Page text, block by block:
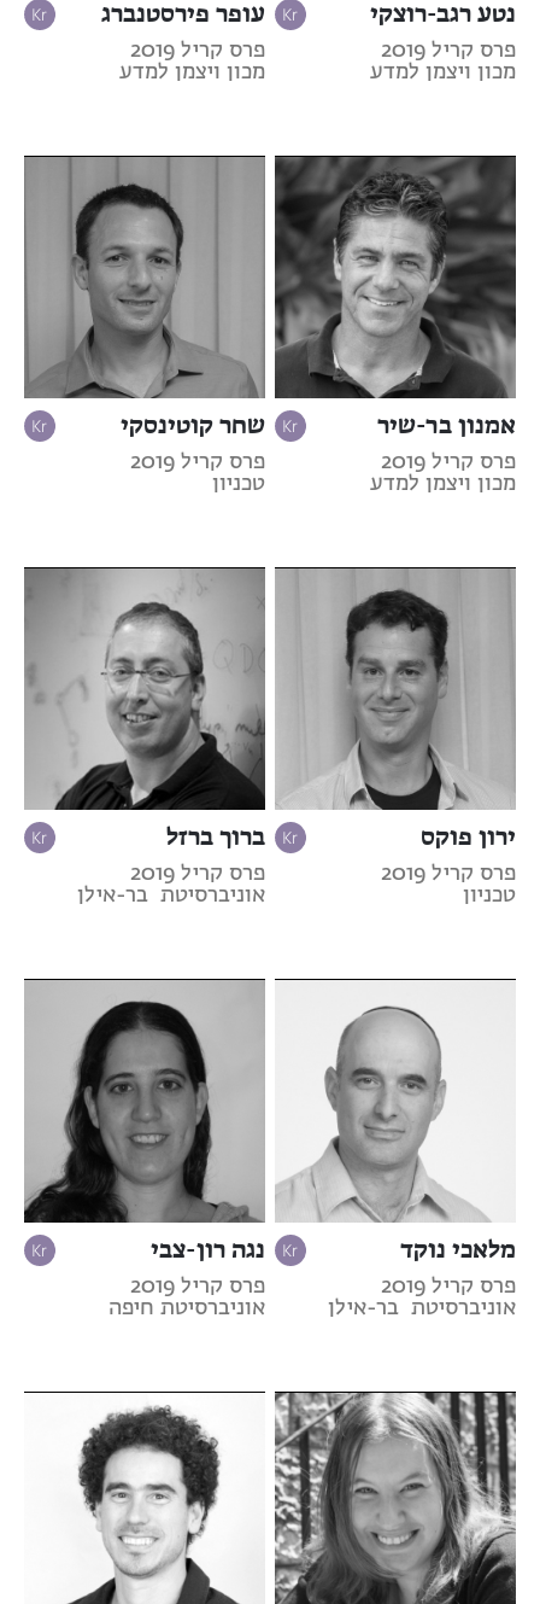
נטע רגב-רוצקי
פרס קריל 2019
מכון ויצמן למדע
עופר פירסטנברג
פרס קריל 2019
מכון ויצמן למדע
אמנון בר-שיר
פרס קריל 2019
מכון ויצמן למדע
שחר קוטינסקי
פרס קריל 2019
טכניון
ירון פוקס
פרס קריל 2019
טכניון
ברוך ברזל
פרס קריל 2019
אוניברסיטת בר-אילן
מלאכי נוקד
פרס קריל 2019
אוניברסיטת בר-אילן
נגה רון-צבי
פרס קריל 2019
אוניברסיטת חיפה